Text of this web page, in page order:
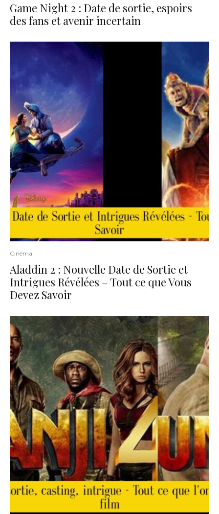
Game Night 2 : Date de sortie, espoirs
des fans et avenir incertain
Cinéma
Aladdin 2 : Nouvelle Date de Sortie et
Intrigues Révélées – Tout ce que Vous
Devez Savoir